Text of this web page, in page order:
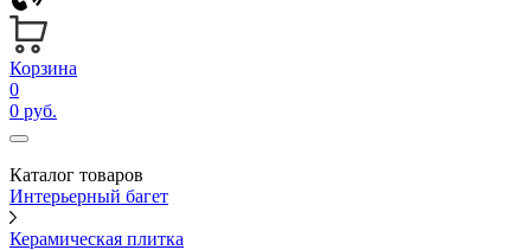
Корзина
0
0 руб.
Каталог товаров
Интерьерный багет
Керамическая плитка